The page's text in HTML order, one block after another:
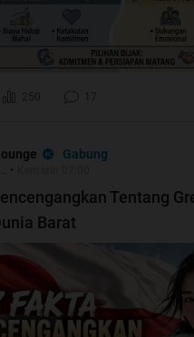
250 17
Gabung
•
Tentang
Barat